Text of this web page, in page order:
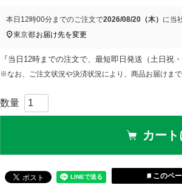
本日 12時00分までのご注文で2026/08/20（木） に当
東京都お届け先を変更
『当日12時までの注文で、最短即日発送（土日祝
※なお、ご注文状況や決済状況により、商品お届けま
カー
このペ